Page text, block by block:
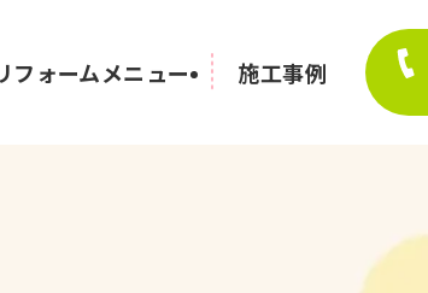
フォームメニュー 施工事例